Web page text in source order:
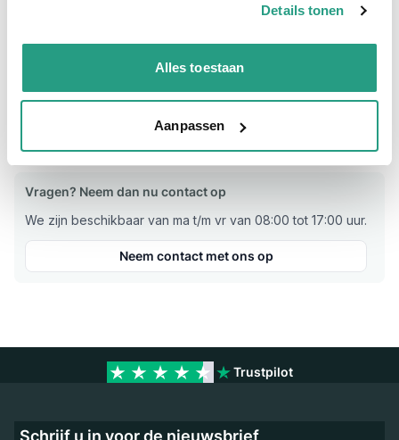
Details tonen
Alles toestaan
Aanpassen
Werkdruk 10 bar
Per stuk
Vragen? Neem dan nu contact op
We zijn beschikbaar van ma t/m vr van 08:00 tot 17:00 uur.
Neem contact met ons op
Trustpilot
Schrijf u in voor de nieuwsbrief